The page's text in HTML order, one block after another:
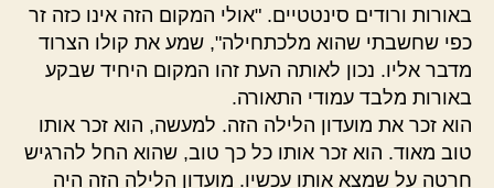
באורות ורודים סינטטיים. "אולי המקום הזה אינו כזה זר
כפי שחשבתי שהוא מלכתחילה", שמע את קולו הצרוד
מדבר אליו. נכון לאותה העת זהו המקום היחיד שבקע
באורות מלבד עמודי התאורה.
הוא זכר את מועדון הלילה הזה. למעשה, הוא זכר אותו
טוב מאוד. הוא זכר אותו כל כך טוב, שהוא החל להרגיש
חרטה על שמצא אותו עכשיו. מועדון הלילה הזה היה